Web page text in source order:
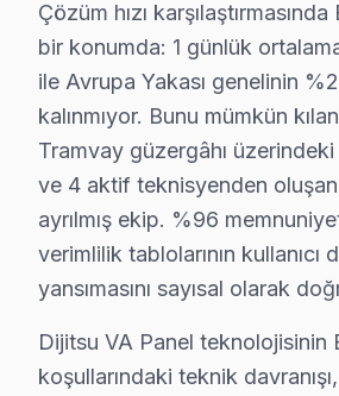
Bayrampaşa
Altıntepsi'de Dijitsu TV Servisi
Altıntepsi Mahallesi, elektrik
Cevatpaşa'da Dijitsu TV Servisi
Cevatpaşa, modern konutların
İsmetpaşa'da Dijitsu TV Servisi
Kartaltepe'de Dijitsu TV Servisi
Çözüm hızı
bir konumda: 1 günlük
ile Avrupa Yakası genelinin
kalınmıyor. Bunu mümkün
Tramvay güzergâhı
ve 4 aktif teknisyenden
ayrılmış ekip. %96
verimlilik tablolarının kullanıcı
yansımasını sayısal olarak
Dijitsu VA Panel teknolojisinin
koşullarındaki teknik